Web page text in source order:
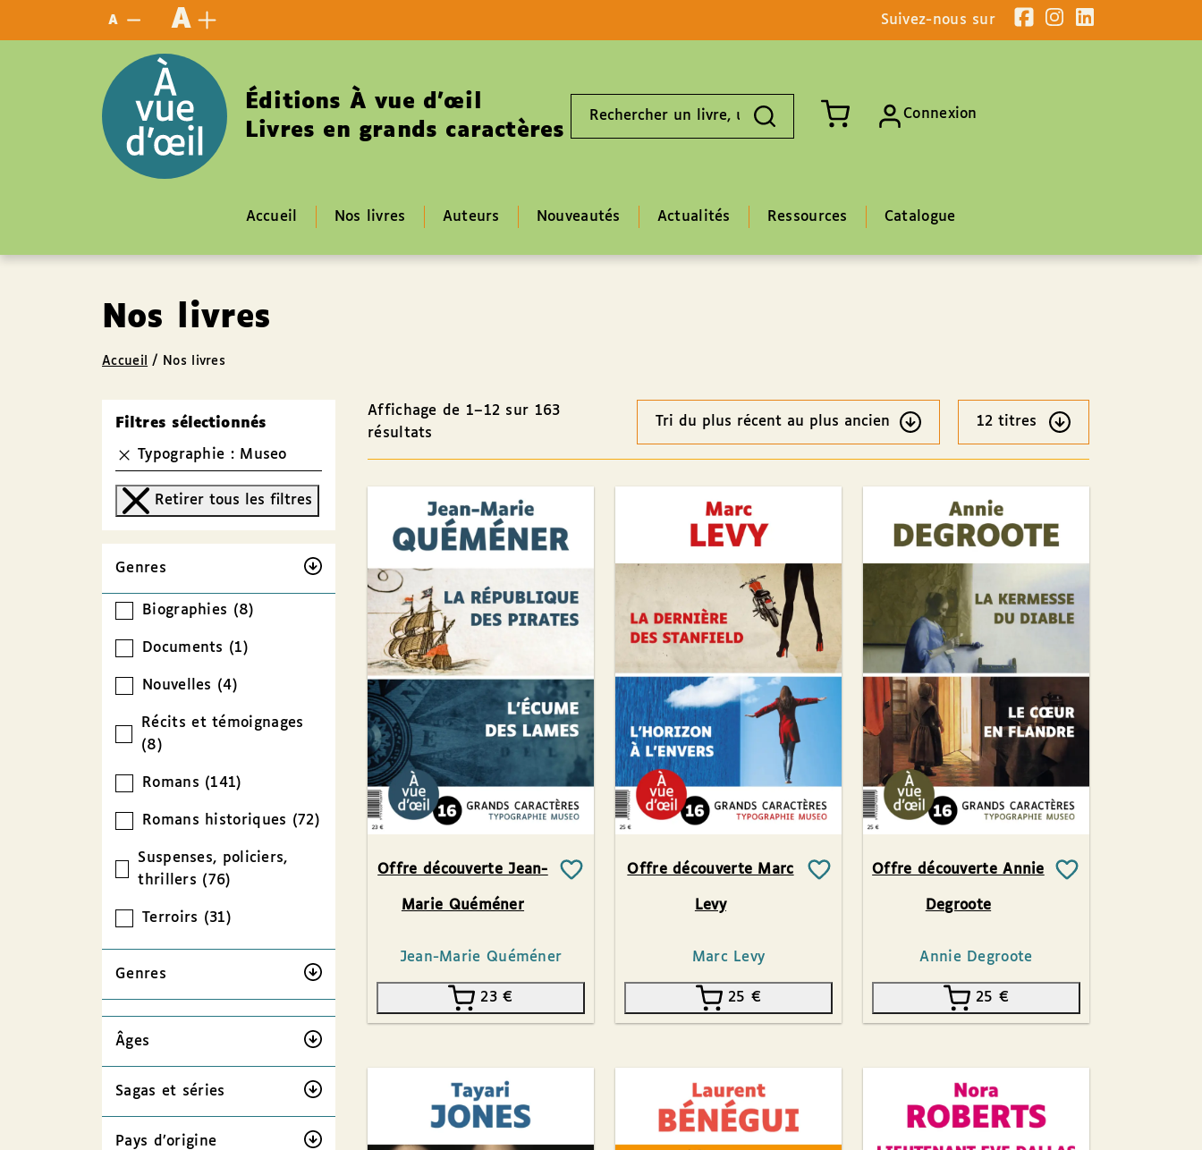
A A Suivez-nous sur
Éditions À vue d’œil
Livres en grands caractères livre,
Connexion
Accueil Nos livres Auteurs Nouveautés Actualités Ressources Catalogue
Nos livres
Accueil / Nos livres
Filtres sélectionnés
Typographie : Museo
Retirer tous les filtres
Genres
Biographies (8)
Documents (1)
Nouvelles (4)
Récits et témoignages
(8)
Romans (141)
Romans historiques (72)
Suspenses, policiers,
thrillers (76)
Terroirs (31)
Genres
Âges
Sagas et séries
Pays d’origine
Affichage de 1–12 sur 163
résultats
Ordre
Offre découverte Jean-
Marie Quéméner
Jean-Marie Quéméner
23€
Offre découverte Marc
Levy
Marc Levy
25 €
Offre découverte Annie
Degroote
Annie Degroote
25 €
Panneau de gestion des cookies